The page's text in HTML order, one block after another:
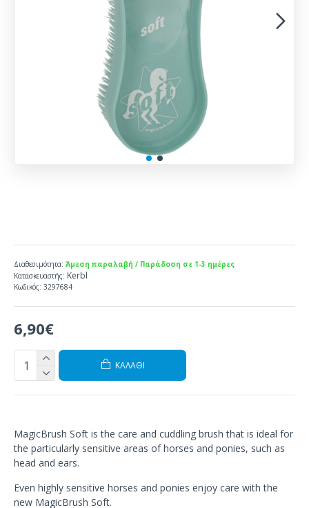
6,90€
Διαθεσιμότητα: Άμεση παραλαβή / Παράδοση σε 1-3 ημέρες
Κατασκευαστής: Kerbl
Κωδικός: 3297684
ΚΑΛΆΘΙ
MagicBrush Soft is the care and cuddling brush that is ideal for
the particularly sensitive areas of horses and ponies, such as
head and ears.
Even highly sensitive horses and ponies enjoy care with the
new MagicBrush Soft.